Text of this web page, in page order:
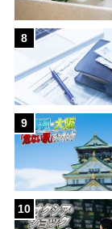
8
9
10